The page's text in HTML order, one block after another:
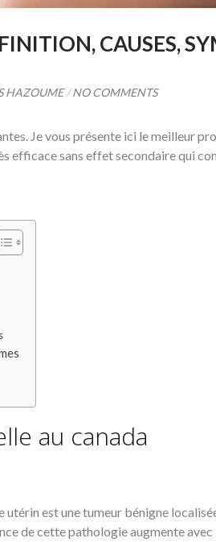
CAUSES,
HAZOUME/NO COMMENTS
Je vous présente ici le meilleur
efficace sans effet secondaire qui
au canada
est une tumeur bénigne
de cette pathologie augmente avec